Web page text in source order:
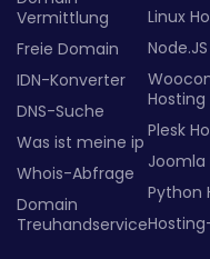
Vermittlung
Freie Domain
IDN-Konverter
DNS-Suche
Was ist meine ip
Whois-Abfrage
Domain
Treuhandservice
Linux
Hosting
Plesk
Joomla
Python